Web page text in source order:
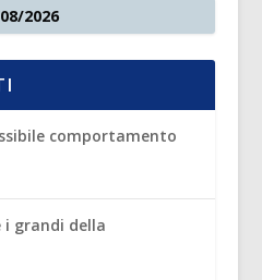
2026
comportamento
i grandi della